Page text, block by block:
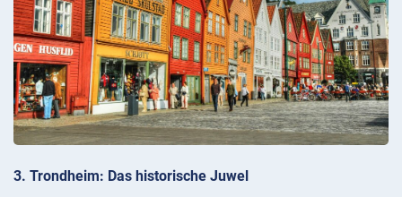
3. Trondheim: Das historische Juwel